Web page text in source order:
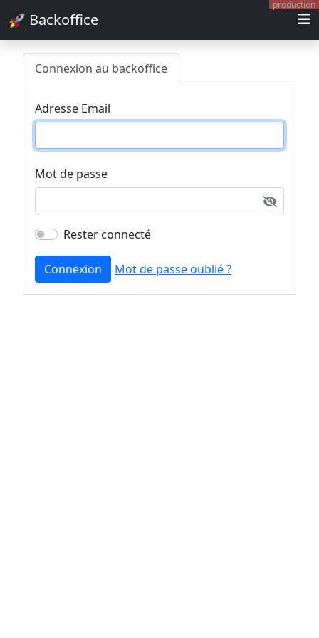
production
Backoffice
Connexion au backoffice
Adresse Email
Mot de passe
Rester connecté
Connexion Mot de passe oublié ?